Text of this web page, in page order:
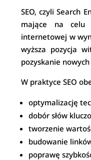
SEO, czyli Search
mające na celu
internetowej w
wyższa pozycja
pozyskanie
W praktyce SEO
optymalizację
dobór słów
tworzenie
budowanie
poprawę